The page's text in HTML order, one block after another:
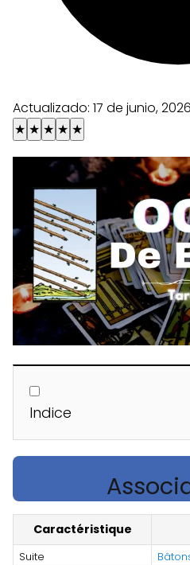
Actualizado: 17 de junio, 2026
★ ★ ★ ★ ★
Indice
Caractéristique
Suite